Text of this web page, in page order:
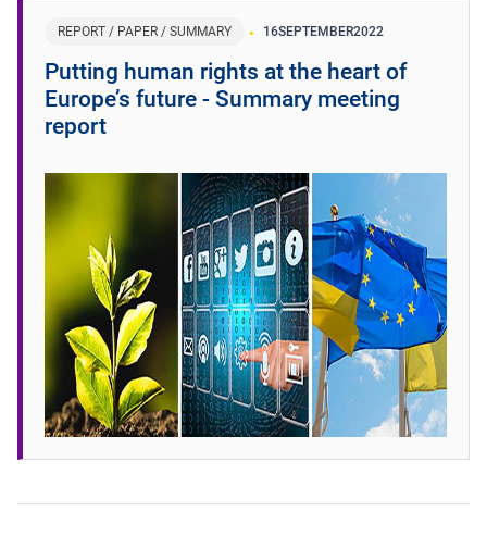
REPORT / PAPER / SUMMARY 16SEPTEMBER2022
Putting human rights at the heart of
Europe’s future - Summary meeting
report